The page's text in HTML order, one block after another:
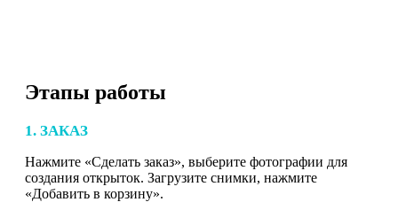
Этапы работы
1. ЗАКАЗ
Нажмите «Сделать заказ», выберите фотографии для
создания открыток. Загрузите снимки, нажмите
«Добавить в корзину».